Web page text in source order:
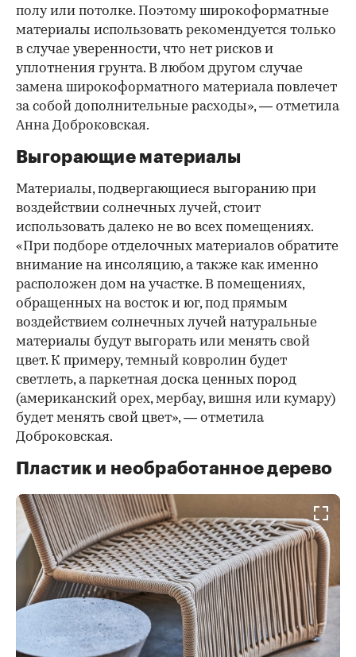
полу или потолке. Поэтому широкоформатные
материалы использовать рекомендуется только
в случае уверенности, что нет рисков и
уплотнения грунта. В любом другом случае
замена широкоформатного материала повлечет
за собой дополнительные расходы», — отметила
Анна Доброковская.
Выгорающие материалы
Материалы, подвергающиеся выгоранию при
воздействии солнечных лучей, стоит
использовать далеко не во всех помещениях.
«При подборе отделочных материалов обратите
внимание на инсоляцию, а также как именно
расположен дом на участке. В помещениях,
обращенных на восток и юг, под прямым
воздействием солнечных лучей натуральные
материалы будут выгорать или менять свой
цвет. К примеру, темный ковролин будет
светлеть, а паркетная доска ценных пород
(американский орех, мербау, вишня или кумару)
будет менять свой цвет», — отметила
Доброковская.
Пластик и необработанное дерево